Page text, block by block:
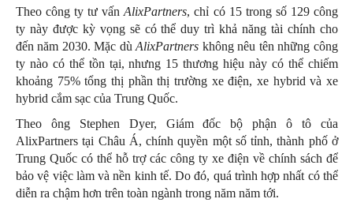
Theo công ty tư vấnAlixPartners, chỉ có 15 trong số 129 công
ty này được kỳ vọng sẽ có thể duy trì khả năng tài chính cho
đến năm 2030. Mặc dùAlixPartners không nêu tên những công
ty nào có thể tồn tại, nhưng 15 thương hiệu này có thể chiếm
khoảng 75% tổng thị phần thị trường xe điện, xe hybrid và xe
hybrid cắm sạc của Trung Quốc.
Theo ông Stephen Dyer, Giám đốc bộ phận ô tô của
AlixPartners tại Châu Á, chính quyền một số tỉnh, thành phố ở
Trung Quốc có thể hỗ trợ các công ty xe điện về chính sách để
bảo vệ việc làm và nền kinh tế. Do đó, quá trình hợp nhất có thể
diễn ra chậm hơn trên toàn ngành trong năm năm tới.